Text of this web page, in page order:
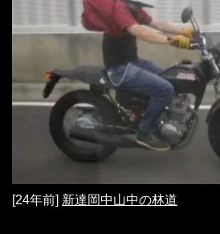
[24年前] 新達岡中山中の林道